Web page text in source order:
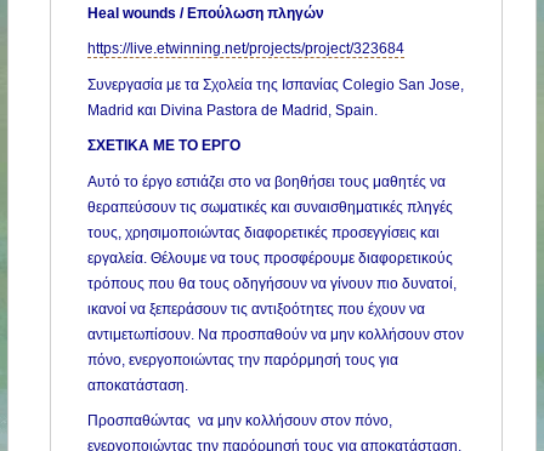
Heal wounds / Επούλωση πληγών
https://live.etwinning.net/projects/project/323684
Συνεργασία με τα Σχολεία της Ισπανίας Colegio San Jose,
Madrid και Divina Pastora de Μadrid, Spain.
ΣΧΕΤΙΚΑ ΜΕ ΤΟ ΕΡΓΟ
Αυτό το έργο εστιάζει στο να βοηθήσει τους μαθητές να
θεραπεύσουν τις σωματικές και συναισθηματικές πληγές
τους, χρησιμοποιώντας διαφορετικές προσεγγίσεις και
εργαλεία. Θέλουμε να τους προσφέρουμε διαφορετικούς
τρόπους που θα τους οδηγήσουν να γίνουν πιο δυνατοί,
ικανοί να ξεπεράσουν τις αντιξοότητες που έχουν να
αντιμετωπίσουν. Να προσπαθούν να μην κολλήσουν στον
πόνο, ενεργοποιώντας την παρόρμησή τους για
αποκατάσταση.
Προσπαθώντας να μην κολλήσουν στον πόνο,
ενεργοποιώντας την παρόρμησή τους για αποκατάσταση.